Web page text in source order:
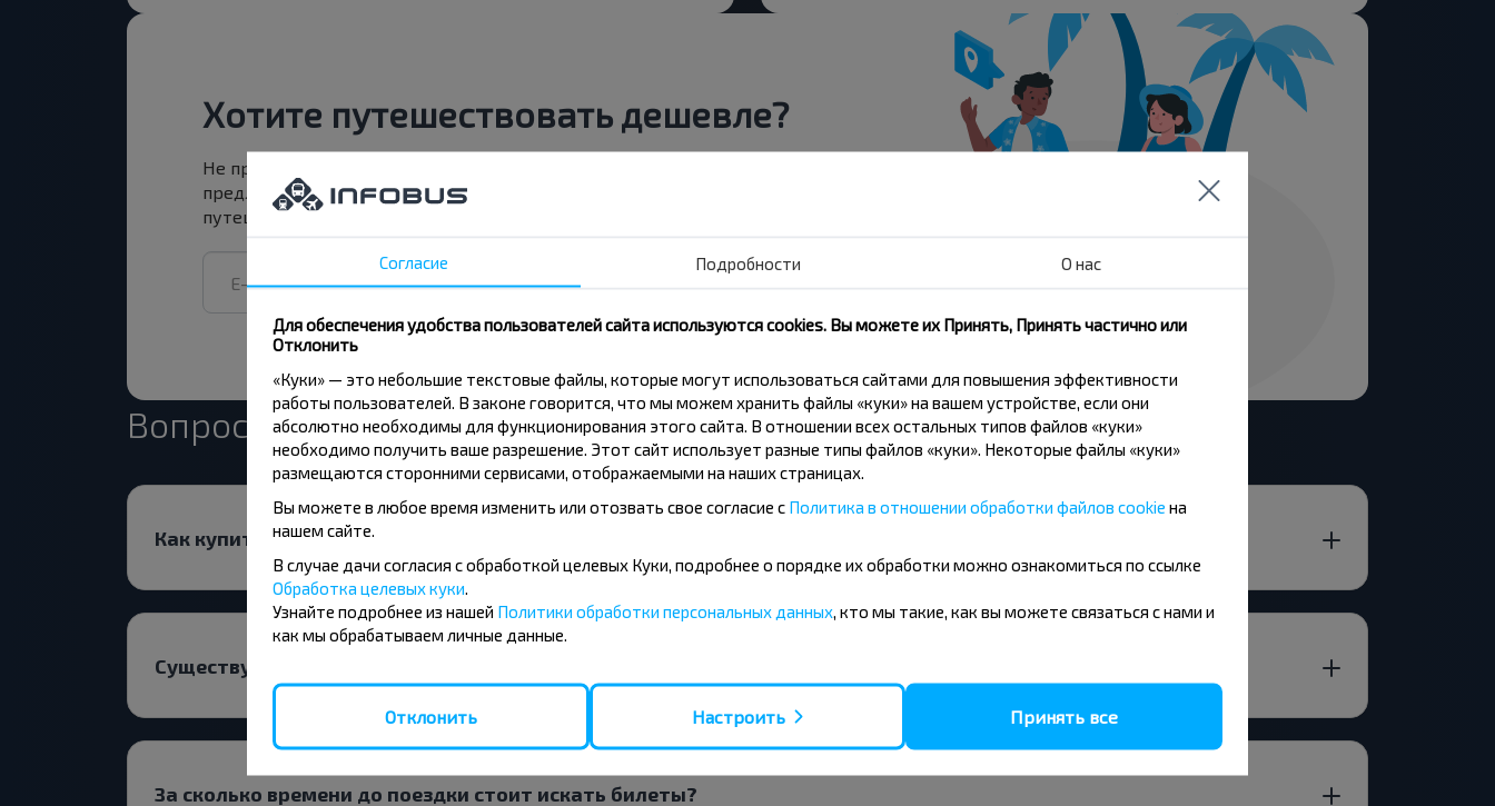
Хотите путешествовать дешевле?
Не пропусти специальные акции, скидки и другие интересные
предложения INFOBUS. Подпишись на получение новостей и
путешествуй с нами дешевле!
Вопрос - Ответ
Как купить билет?
Существуют ли ограничения на поездки по маршруту Могилёв-Турки, Бобруйский р-н МОГИЛЕВСКАЯ ОБЛ.?
За сколько времени до поездки стоит искать билеты?
Согласие Подробности О нас
Для обеспечения удобства пользователей сайта используются cookies. Вы можете их Принять, Принять частично или
Отклонить
«Куки» — это небольшие текстовые файлы, которые могут использоваться сайтами для повышения эффективности
работы пользователей. В законе говорится, что мы можем хранить файлы «куки» на вашем устройстве, если они
абсолютно необходимы для функционирования этого сайта. В отношении всех остальных типов файлов «куки»
необходимо получить ваше разрешение. Этот сайт использует разные типы файлов «куки». Некоторые файлы «куки»
размещаются сторонними сервисами, отображаемыми на наших страницах.
Вы можете в любое время изменить или отозвать свое согласие с Политика в отношении обработки файлов cookie на
нашем сайте.
В случае дачи согласия с обработкой целевых Куки, подробнее о порядке их обработки можно ознакомиться по ссылке
Обработка целевых куки
Узнайте подробнее из нашей Политики обработки персональных данных , кто мы такие, как вы можете связаться с нами и
как мы обрабатываем личные данные.
Отклонить Настроить Принять все